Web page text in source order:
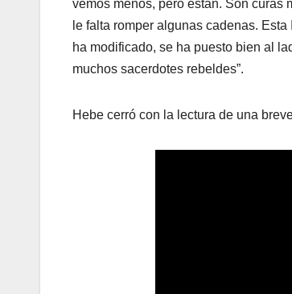
vemos menos, pero están. Son curas
le falta romper algunas cadenas.
ha modificado, se ha puesto bien al
muchos sacerdotes rebeldes”.
Hebe cerró con la lectura de una